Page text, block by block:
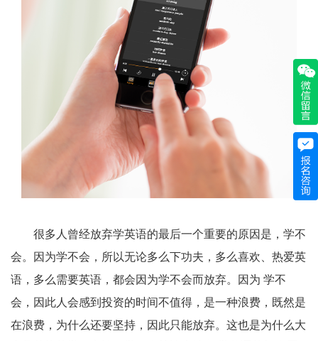
很多人曾经放弃学英语的最后一个重要的原因是，学不
会。因为学不会，所以无论多么下功夫，多么喜欢、热爱英
语，多么需要英语，都会因为学不会而放弃。因为 学不
会，因此人会感到投资的时间不值得，是一种浪费，既然是
在浪费，为什么还要坚持，因此只能放弃。这也是为什么大